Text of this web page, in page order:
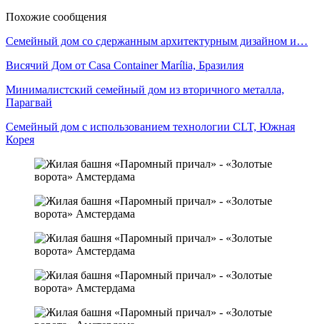
Похожие сообщения
Семейный дом со сдержанным архитектурным дизайном и…
Висячий Дом от Casa Container Marília, Бразилия
Минималистский семейный дом из вторичного металла,
Парагвай
Семейный дом с использованием технологии CLT, Южная
Корея